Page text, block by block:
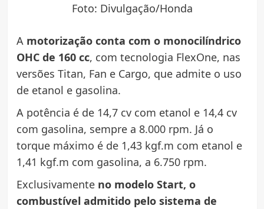
Foto: Divulgação/Honda
A motorização conta com o monocilíndrico
OHC de 160 cc, com tecnologia FlexOne, nas
versões Titan, Fan e Cargo, que admite o uso
de etanol e gasolina.
A potência é de 14,7 cv com etanol e 14,4 cv
com gasolina, sempre a 8.000 rpm. Já o
torque máximo é de 1,43 kgf.m com etanol e
1,41 kgf.m com gasolina, a 6.750 rpm.
Exclusivamente no modelo Start, o
combustível admitido pelo sistema de